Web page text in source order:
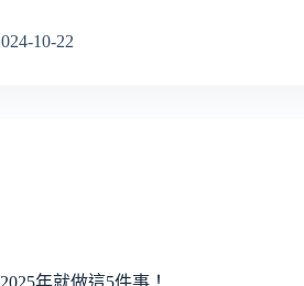
10-22